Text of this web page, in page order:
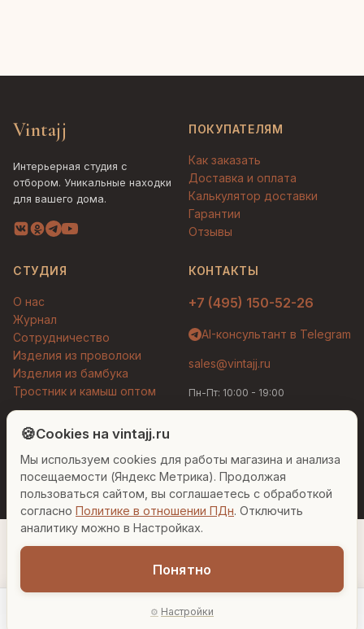
− 1
Vintajj
Интерьерная студия с
отбором. Уникальные находки
для вашего дома.
ПОКУПАТЕЛЯМ
Как заказать
Доставка и оплата
Калькулятор доставки
Гарантии
Отзывы
СТУДИЯ
О нас
Журнал
Сотрудничество
Изделия из проволоки
Изделия из бамбука
Тростник и камыш оптом
КОНТАКТЫ
+7 (495) 150-52-26
AI-консультант в Telegram
sales@vintajj.ru
Пн-Пт: 10:00 - 19:00
© 2026 Vintajj. Все права защищены.
Договор оферты
Политика конфиденциальности
Согласие на обработку ПДн
Настройки cookies
🍪Cookies на vintajj.ru
Мы используем cookies для работы магазина и анализа
посещаемости (Яндекс Метрика). Продолжая
пользоваться сайтом, вы соглашаетесь с обработкой
согласно Политике в отношении ПДн. Отключить
аналитику можно в Настройках.
Понятно
Настройки
Людмила
Привет! Я Людмила, ваш персональный
консультант по декору. Чем могу помочь?
Вазы для гостиной Подарок до 5000₽ Сочетание металлов